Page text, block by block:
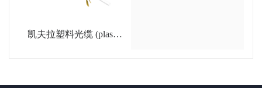
凯夫拉塑料光缆 (plastic